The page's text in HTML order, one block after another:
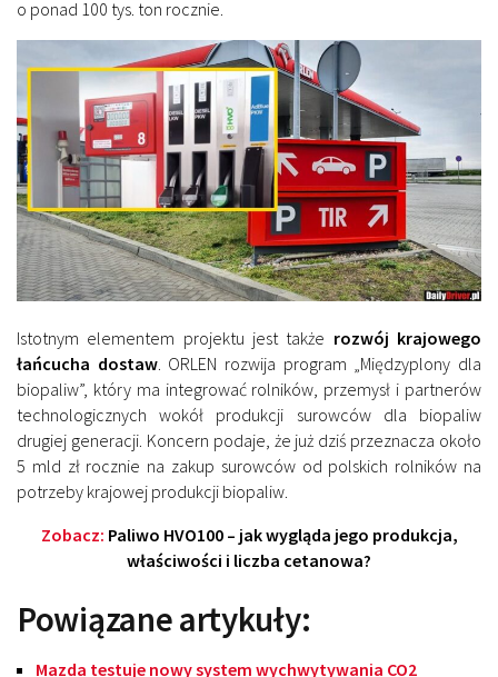
o ponad 100 tys. ton rocznie.
Istotnym elementem projektu jest także rozwój krajowego
łańcucha dostaw. ORLEN rozwija program „Międzyplony dla
biopaliw”, który ma integrować rolników, przemysł i partnerów
technologicznych wokół produkcji surowców dla biopaliw
drugiej generacji. Koncern podaje, że już dziś przeznacza około
5 mld zł rocznie na zakup surowców od polskich rolników na
potrzeby krajowej produkcji biopaliw.
Zobacz: Paliwo HVO100 – jak wygląda jego produkcja,
właściwości i liczba cetanowa?
Powiązane artykuły:
Mazda testuje nowy system wychwytywania CO2